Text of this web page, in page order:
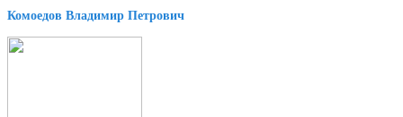
Комоедов Владимир Петрович